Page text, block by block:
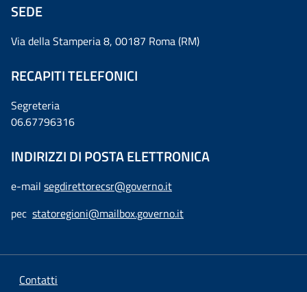
SEDE
Via della Stamperia 8, 00187 Roma (RM)
RECAPITI TELEFONICI
Segreteria
06.67796316
INDIRIZZI DI POSTA ELETTRONICA
e-mail segdirettorecsr@governo.it
pec statoregioni@mailbox.governo.it
Contatti